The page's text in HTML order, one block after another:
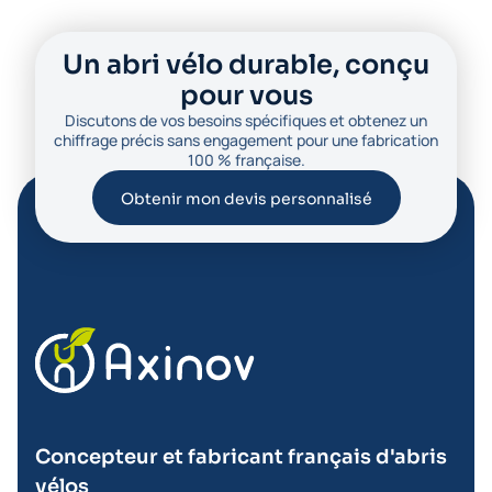
Un abri vélo durable, conçu
pour vous
Discutons de vos besoins spécifiques et obtenez un
chiffrage précis sans engagement pour une fabrication
100 % française.
Obtenir mon devis personnalisé
Concepteur et fabricant français d'abris
vélos